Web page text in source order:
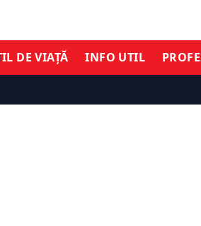
DE VIAȚĂ INFO UTIL